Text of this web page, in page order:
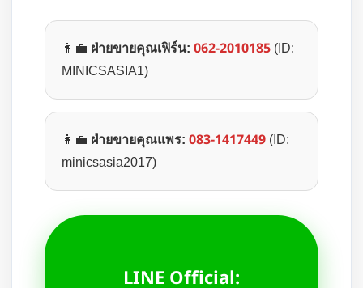
👩‍💼 ฝ่ายขายคุณเฟิร์น: 062-2010185 (ID:
MINICSASIA1)
👩‍💼 ฝ่ายขายคุณแพร: 083-1417449 (ID:
minicsasia2017)
LINE Official: